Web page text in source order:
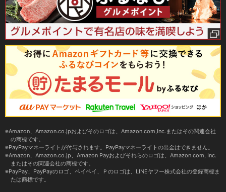
Amazon、Amazon.co.jpおよびそのロゴは、Amazon.com,Inc.またはその関連会社
の商標です。
PayPayマネーライトが付与されます。PayPayマネーライトの出金はできません。
Amazon、Amazon.co.jp、Amazon Payおよびそれらのロゴは、Amazon.com, Inc.
またはその関連会社の商標です。
PayPay、PayPayのロゴ、ペイペイ、Ｐのロゴは、LINEヤフー株式会社の登録商標ま
たは商標です。